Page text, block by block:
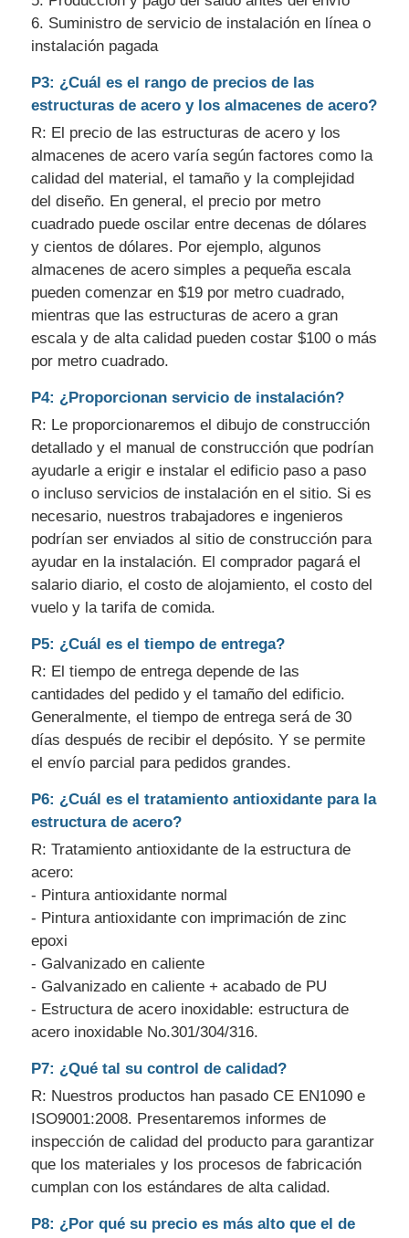
6. Suministro de servicio de instalación en línea o
instalación pagada
P3: ¿Cuál es el rango de precios de las
estructuras de acero y los almacenes de acero?
R: El precio de las estructuras de acero y los
almacenes de acero varía según factores como la
calidad del material, el tamaño y la complejidad
del diseño. En general, el precio por metro
cuadrado puede oscilar entre decenas de dólares
y cientos de dólares. Por ejemplo, algunos
almacenes de acero simples a pequeña escala
pueden comenzar en $19 por metro cuadrado,
mientras que las estructuras de acero a gran
escala y de alta calidad pueden costar $100 o más
por metro cuadrado.
P4: ¿Proporcionan servicio de instalación?
R: Le proporcionaremos el dibujo de construcción
detallado y el manual de construcción que podrían
ayudarle a erigir e instalar el edificio paso a paso
o incluso servicios de instalación en el sitio. Si es
necesario, nuestros trabajadores e ingenieros
podrían ser enviados al sitio de construcción para
ayudar en la instalación. El comprador pagará el
salario diario, el costo de alojamiento, el costo del
vuelo y la tarifa de comida.
P5: ¿Cuál es el tiempo de entrega?
R: El tiempo de entrega depende de las
cantidades del pedido y el tamaño del edificio.
Generalmente, el tiempo de entrega será de 30
días después de recibir el depósito. Y se permite
el envío parcial para pedidos grandes.
P6: ¿Cuál es el tratamiento antioxidante para la
estructura de acero?
R: Tratamiento antioxidante de la estructura de
acero:
- Pintura antioxidante normal
- Pintura antioxidante con imprimación de zinc
epoxi
- Galvanizado en caliente
- Galvanizado en caliente + acabado de PU
- Estructura de acero inoxidable: estructura de
acero inoxidable No.301/304/316.
P7: ¿Qué tal su control de calidad?
R: Nuestros productos han pasado CE EN1090 e
ISO9001:2008. Presentaremos informes de
inspección de calidad del producto para garantizar
que los materiales y los procesos de fabricación
cumplan con los estándares de alta calidad.
P8: ¿Por qué su precio es más alto que el de